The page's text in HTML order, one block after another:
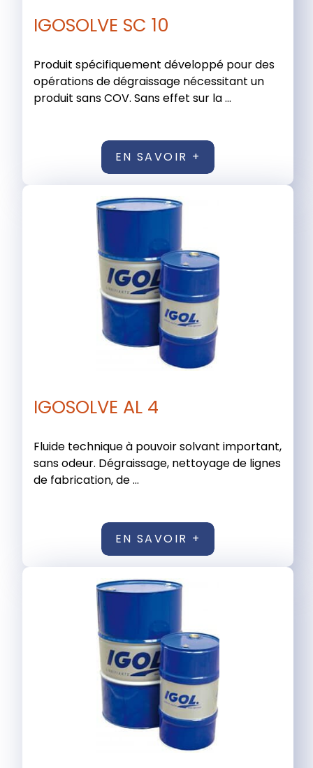
IGOSOLVE SC 10
Produit spécifiquement développé pour des
opérations de dégraissage nécessitant un
produit sans COV. Sans effet sur la ...
EN SAVOIR +
IGOSOLVE AL 4
Fluide technique à pouvoir solvant important,
sans odeur. Dégraissage, nettoyage de lignes
de fabrication, de ...
EN SAVOIR +